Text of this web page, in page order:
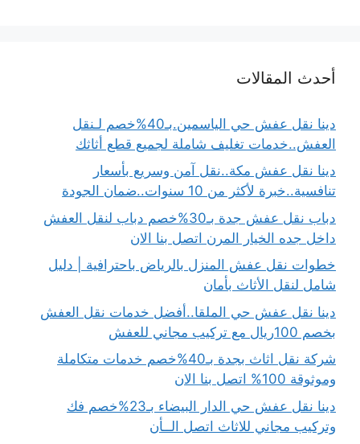
أحدث المقالات
دينا نقل عفش حي الياسمين.بـ40%خصم لـنقل
العفش..خدمات تغليف شاملة لجميع قطع أثاثك
دينا نقل عفش مكة..نقل آمن وسريع بأسعار
تنافسية..خبرة لأكثر من 10 سنوات..ضمان الجودة
دباب نقل عفش جدة بـ30%خصم دباب لنقل العفش
داخل جده الخيار المرن اتصل بنا الان
خطوات نقل عفش المنزل بالرياض باحترافية | دليل
شامل لنقل الأثاث بأمان
دينا نقل عفش حي الملقا..أفضل خدمات نقل العفش
بخصم 100ريال مع تركيب مجاني للعفش
شركة نقل اثاث بجدة بـ40%خصم خدمات متكاملة
وموثوقة 100% اتصل بنا الان
دينا نقل عفش حي الدار البيضاء بـ23%خصم فك
وتركيب مجاني للاثاث اتصل الــأن